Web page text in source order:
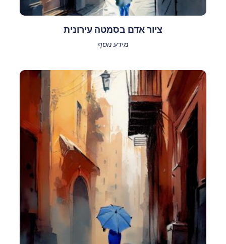
ציור אדם בסמטה עירונית
מידע נוסף